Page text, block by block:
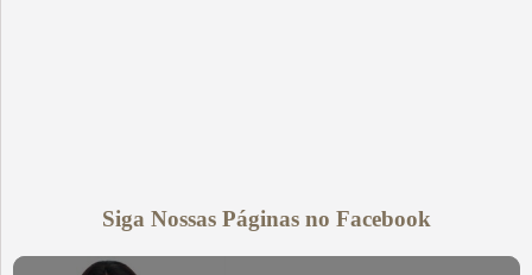
Siga Nossas Páginas no Facebook